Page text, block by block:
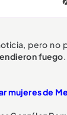
pero no
fuego
mujeres de